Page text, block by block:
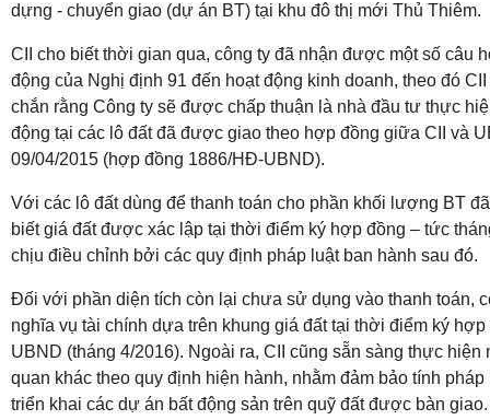
dựng - chuyển giao (dự án BT) tại khu đô thị mới Thủ Thiêm.
CII cho biết thời gian qua, công ty đã nhận được một số câu
động của Nghị định 91 đến hoạt động kinh doanh, theo đó
chắn rằng Công ty sẽ được chấp thuận là nhà đầu tư thực
động tại các lô đất đã được giao theo hợp đồng giữa CII và
09/04/2015 (hợp đồng 1886/HĐ-UBND).
Với các lô đất dùng để thanh toán cho phần khối lượng BT
biết giá đất được xác lập tại thời điểm ký hợp đồng – tức
chịu điều chỉnh bởi các quy định pháp luật ban hành sau đó.
Đối với phần diện tích còn lại chưa sử dụng vào thanh toán,
nghĩa vụ tài chính dựa trên khung giá đất tại thời điểm ký
UBND (tháng 4/2016). Ngoài ra, CII cũng sẵn sàng thực hiện
quan khác theo quy định hiện hành, nhằm đảm bảo tính pháp
triển khai các dự án bất động sản trên quỹ đất được bàn giao.